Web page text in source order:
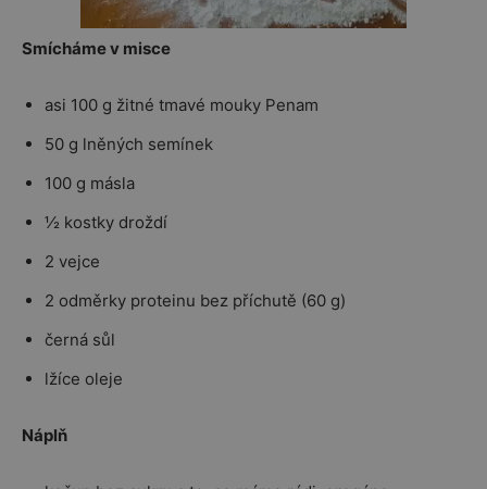
Smícháme v misce
asi 100 g žitné tmavé mouky Penam
50 g lněných semínek
100 g másla
½ kostky droždí
2 vejce
2 odměrky proteinu bez příchutě (60 g)
černá sůl
lžíce oleje
Náplň